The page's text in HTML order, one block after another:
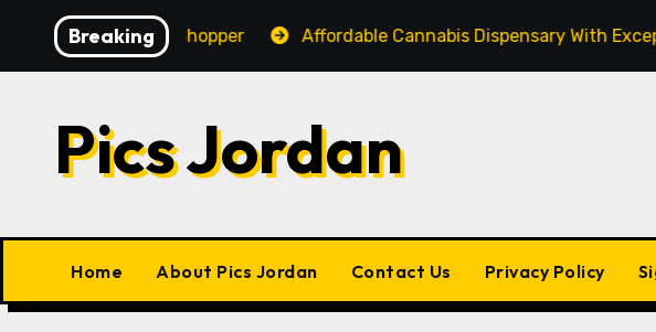
content
Breaking
for Every Shopper Affordable Cannabis Dispensary With
Pics Jordan
Home About Pics Jordan Contact Us Privacy Policy